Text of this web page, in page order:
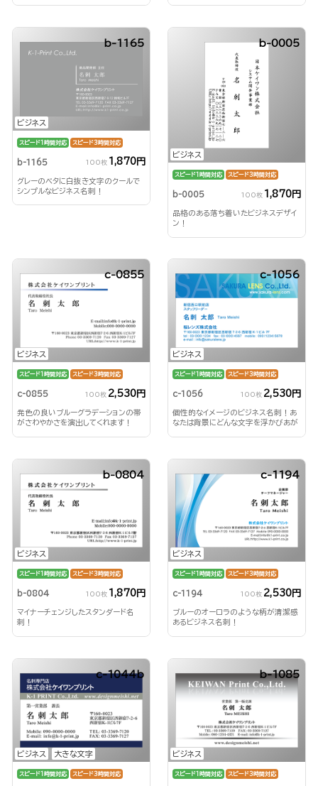
ビジネス
b-1165
スピード1時間対応 スピード3時間対応
b-1165 100枚 1,870円
グレーのベタに白抜き文字のクールで
シンプルなビジネス名刺！
ビジネス
b-0005
スピード1時間対応 スピード3時間対応
b-0005 100枚 1,870円
品格のある落ち着いたビジネスデザイ
ン！
ビジネス
c-0855
スピード1時間対応 スピード3時間対応
c-0855 100枚 2,530円
発色の良いブルーグラデーションの帯
がさわやかさを演出してくれます！
ビジネス
c-1056
スピード1時間対応 スピード3時間対応
c-1056 100枚 2,530円
個性的なイメージのビジネス名刺！あ
なたは背景にどんな文字を浮かびあが
ビジネス
b-0804
スピード1時間対応 スピード3時間対応
b-0804 100枚 1,870円
マイナーチェンジしたスタンダード名
刺！
ビジネス
c-1194
スピード1時間対応 スピード3時間対応
c-1194 100枚 2,530円
ブルーのオーロラのような柄が清潔感
あるビジネス名刺！
ビジネス 大きな文字
c-1044b
スピード1時間対応 スピード3時間対応
ビジネス
b-1085
スピード1時間対応 スピード3時間対応